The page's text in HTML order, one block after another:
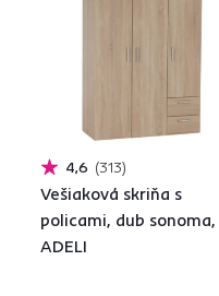
4,6 313
Vešiaková skriňa s
policami, dub sonoma,
ADELI